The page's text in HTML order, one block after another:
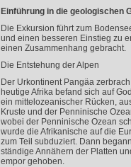
Einführung in die geologischen
Die Exkursion führt zum
und einen besseren Einstieg zu
einen Zusammenhang gebracht.
Die Entstehung der Alpen
Der Urkontinent Pangäa
heutige Afrika befand sich auf
ein mittelozeanischer Rücken,
Kruste und der Penninische
wobei der Penninische Ozean
wurde die Afrikanische auf die
zum Teil subduziert. Dann
ständige Annähern der Platten
empor gehoben.